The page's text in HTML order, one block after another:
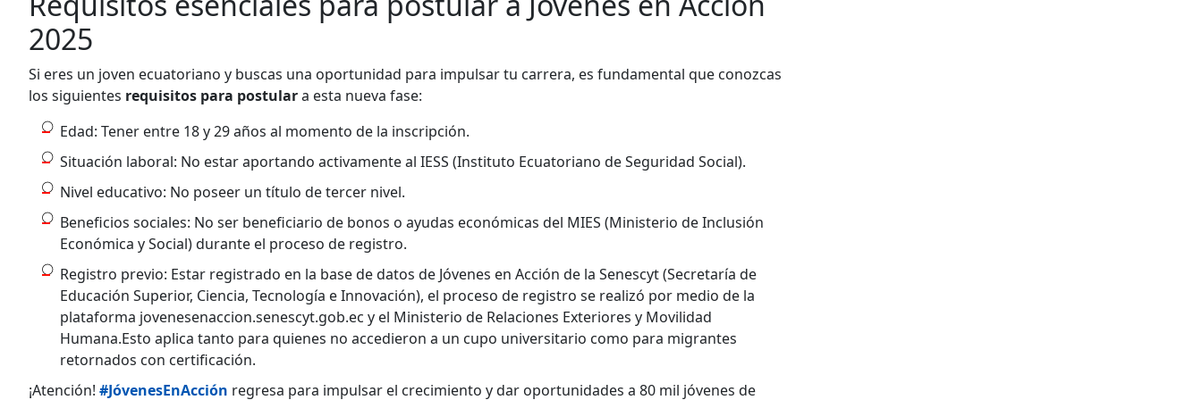
2025
Si eres un joven ecuatoriano y buscas una oportunidad para impulsar tu carrera, es fundamental que conozcas
los siguientes requisitos para postulara esta nueva fase:
Edad: Tener entre 18 y 29 años al momento de la inscripción.
Situación laboral: No estar aportando activamente al IESS (Instituto Ecuatoriano de Seguridad Social).
Nivel educativo: No poseer un título de tercer nivel.
Beneficios sociales: No ser beneficiario de bonos o ayudas económicas del MIES (Ministerio de Inclusión
Económica y Social) durante el proceso de registro.
Registro previo: Estar registrado en la base de datos de Jóvenes en Acción de la Senescyt (Secretaría de
Educación Superior, Ciencia, Tecnología e Innovación), el proceso de registro se realizó por medio de la
plataforma jovenesenaccion.senescyt.gob.ec y el Ministerio de Relaciones Exteriores y Movilidad
Humana.Esto aplica tanto para quienes no accedieron a un cupo universitario como para migrantes
retornados con certificación.
¡Atención! #JóvenesEnAcción regresa para impulsar el crecimiento y dar oportunidades a 80 mil jóvenes de